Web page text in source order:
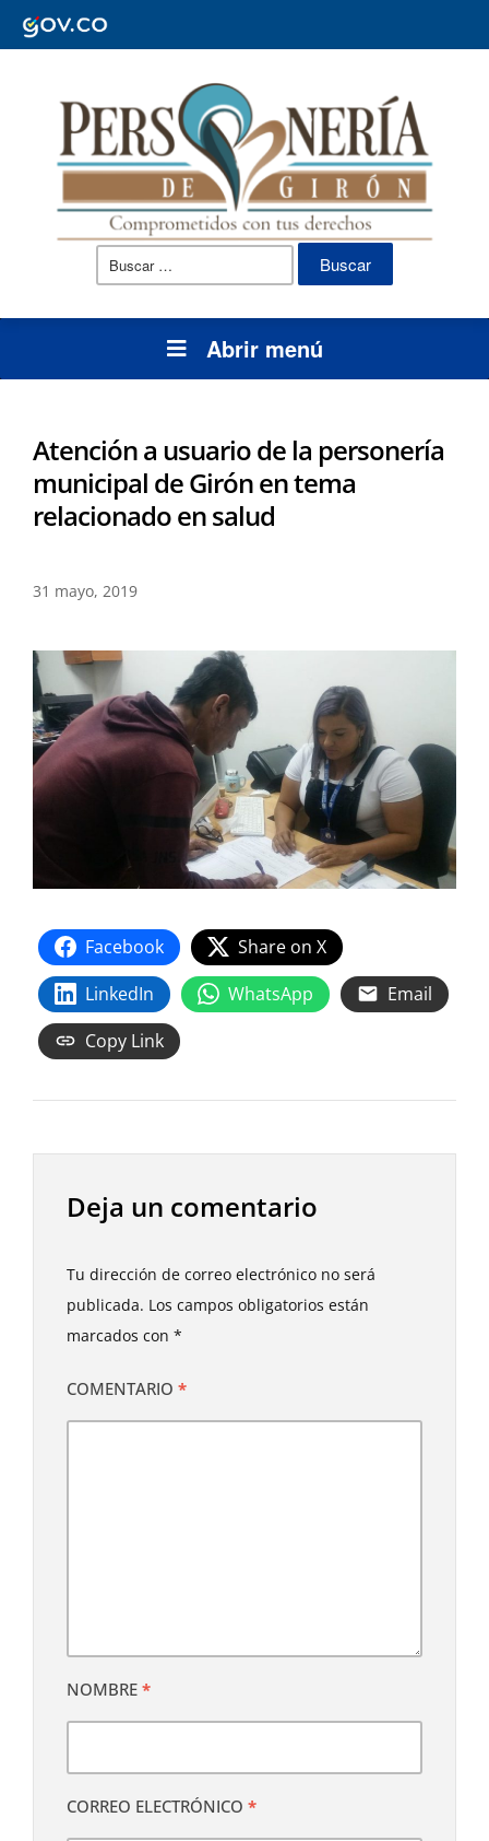
Buscar:
Abrir menú
Atención a usuario de la personería
municipal de Girón en tema
relacionado en salud
31 mayo, 2019
Facebook
Share on X
LinkedIn
WhatsApp
Email
Copy Link
Deja un comentario
Tu dirección de correo electrónico no será
publicada. Los campos obligatorios están
marcados con *
COMENTARIO *
NOMBRE *
CORREO ELECTRÓNICO *